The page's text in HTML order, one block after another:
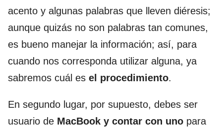
acento y algunas palabras que lleven diéresis;
aunque quizás no son palabras tan comunes,
es bueno manejar la información; así, para
cuando nos corresponda utilizar alguna, ya
sabremos cuál es el procedimiento.
En segundo lugar, por supuesto, debes ser
usuario de MacBook y contar con uno para